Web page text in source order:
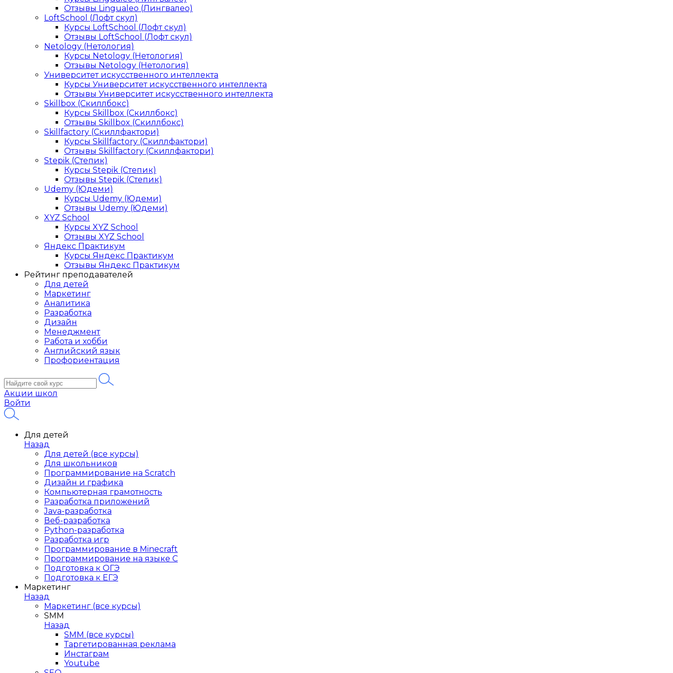
Отзывы Lingualeo (Лингвалео)
LoftSchool (Лофт скул)
Курсы LoftSchool (Лофт скул)
Отзывы LoftSchool (Лофт скул)
Netology (Нетология)
Курсы Netology (Нетология)
Отзывы Netology (Нетология)
Университет искусственного интеллекта
Курсы Университет искусственного интеллекта
Отзывы Университет искусственного интеллекта
Skillbox (Скиллбокс)
Курсы Skillbox (Скиллбокс)
Отзывы Skillbox (Скиллбокс)
Skillfactory (Скиллфактори)
Курсы Skillfactory (Скиллфактори)
Отзывы Skillfactory (Скиллфактори)
Stepik (Степик)
Курсы Stepik (Степик)
Отзывы Stepik (Степик)
Udemy (Юдеми)
Курсы Udemy (Юдеми)
Отзывы Udemy (Юдеми)
XYZ School
Курсы XYZ School
Отзывы XYZ School
Яндекс Практикум
Курсы Яндекс Практикум
Отзывы Яндекс Практикум
Рейтинг преподавателей
Для детей
Маркетинг
Аналитика
Разработка
Дизайн
Менеджмент
Работа и хобби
Английский язык
Профориентация
Акции школ
Войти
Для детей
Назад
Для детей (все курсы)
Для школьников
Программирование на Scratch
Дизайн и графика
Компьютерная грамотность
Разработка приложений
Java-разработка
Веб-разработка
Python-разработка
Разработка игр
Программирование в Minecraft
Программирование на языке C
Подготовка к ОГЭ
Подготовка к ЕГЭ
Маркетинг
Назад
Маркетинг (все курсы)
SMM
Назад
SMM (все курсы)
Таргетированная реклама
Инстаграм
Youtube